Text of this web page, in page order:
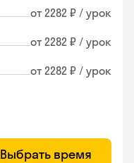
от 2282 ₽ / урок
от 2282 ₽ / урок
от 2282 ₽ / урок
Выбрать время